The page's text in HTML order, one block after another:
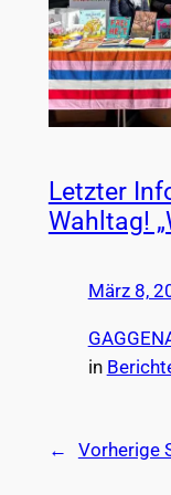
Letzter
Wahltag!
März 8,
in
← Vorherige